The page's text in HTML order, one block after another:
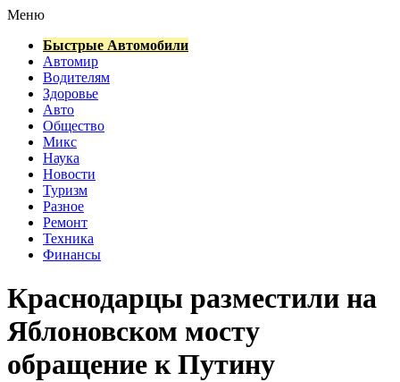
Меню
Быстрые Автомобили
Автомир
Водителям
Здоровье
Авто
Общество
Микс
Наука
Новости
Туризм
Разное
Ремонт
Техника
Финансы
Краснодарцы разместили на
Яблоновском мосту
обращение к Путину